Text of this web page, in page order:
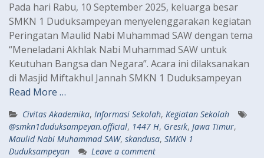
Pada hari Rabu, 10 September 2025, keluarga besar
SMKN 1 Duduksampeyan menyelenggarakan kegiatan
Peringatan Maulid Nabi Muhammad SAW dengan tema
“Meneladani Akhlak Nabi Muhammad SAW untuk
Keutuhan Bangsa dan Negara”. Acara ini dilaksanakan
di Masjid Miftakhul Jannah SMKN 1 Duduksampeyan
Read More …
Civitas Akademika, Informasi Sekolah, Kegiatan Sekolah
@smkn1duduksampeyan.official, 1447 H, Gresik, Jawa Timur,
Maulid Nabi Muhammad SAW, skandusa, SMKN 1
Duduksampeyan
Leave a comment